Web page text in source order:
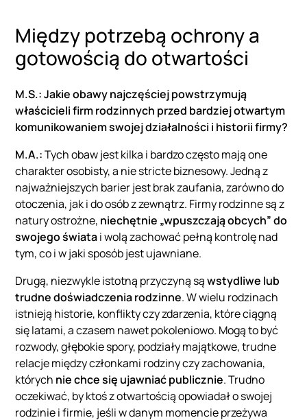
Między potrzebą ochrony a
gotowością do otwartości
M.S.: Jakie obawy najczęściej powstrzymują
właścicieli firm rodzinnych przed bardziej otwartym
komunikowaniem swojej działalności i historii firmy?
M.A.:Tych obaw jest kilka i bardzo często mają one
charakter osobisty, a nie stricte biznesowy. Jedną z
najważniejszych barier jest brak zaufania, zarówno do
otoczenia, jak i do osób z zewnątrz. Firmy rodzinne są z
natury ostrożne, niechętnie „wpuszczają obcych” do
swojego światai wolą zachować pełną kontrolę nad
tym, co i w jaki sposób jest ujawniane.
Drugą, niezwykle istotną przyczyną sąwstydliwe lub
trudne doświadczenia rodzinne. W wielu rodzinach
istnieją historie, konflikty czy zdarzenia, które ciągną
się latami, a czasem nawet pokoleniowo. Mogą to być
rozwody, głębokie spory, podziały majątkowe, trudne
relacje między członkami rodziny czy zachowania,
których nie chce się ujawniać publicznie. Trudno
oczekiwać, by ktoś z otwartością opowiadał o swojej
rodzinie i firmie, jeśli w danym momencie przeżywa